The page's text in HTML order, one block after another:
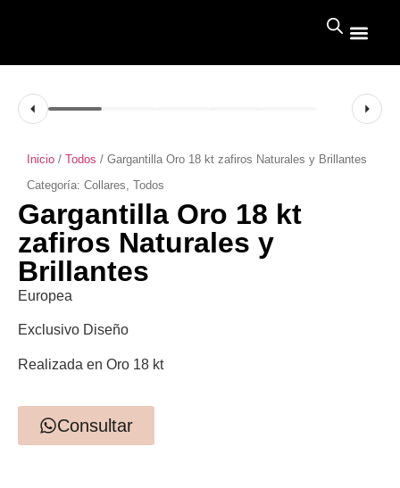
Inicio / Todos / Gargantilla Oro 18 kt zafiros Naturales y Brillantes
Categoría: Collares, Todos
Gargantilla Oro 18 kt
zafiros Naturales y
Brillantes
Europea
Exclusivo Diseño
Realizada en Oro 18 kt
Consultar